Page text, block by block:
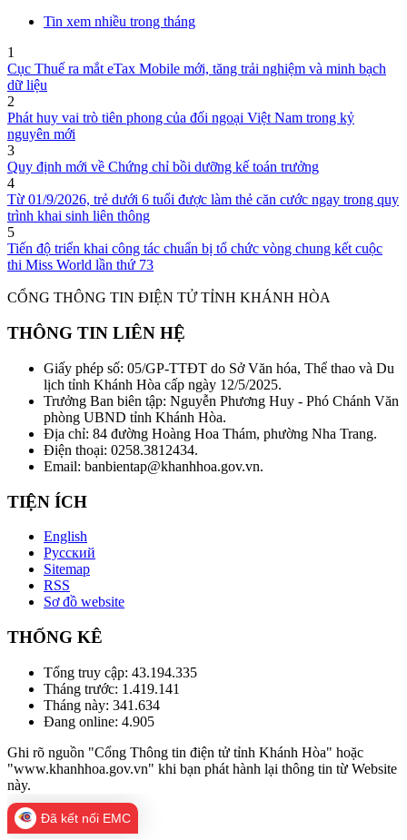
Tin xem nhiều trong tháng
1
Cục Thuế ra mắt eTax Mobile mới, tăng trải nghiệm và minh bạch
dữ liệu
2
Phát huy vai trò tiên phong của đối ngoại Việt Nam trong kỷ
nguyên mới
3
Quy định mới về Chứng chỉ bồi dưỡng kế toán trưởng
4
Từ 01/9/2026, trẻ dưới 6 tuổi được làm thẻ căn cước ngay trong quy
trình khai sinh liên thông
5
Tiến độ triển khai công tác chuẩn bị tổ chức vòng chung kết cuộc
thi Miss World lần thứ 73
CỔNG THÔNG TIN ĐIỆN TỬ TỈNH KHÁNH HÒA
THÔNG TIN LIÊN HỆ
Giấy phép số: 05/GP-TTĐT do Sở Văn hóa, Thể thao và Du
lịch tỉnh Khánh Hòa cấp ngày 12/5/2025.
Trưởng Ban biên tập: Nguyễn Phương Huy - Phó Chánh Văn
phòng UBND tỉnh Khánh Hòa.
Địa chỉ: 84 đường Hoàng Hoa Thám, phường Nha Trang.
Điện thoại: 0258.3812434.
Email: banbientap@khanhhoa.gov.vn.
TIỆN ÍCH
English
Русский
Sitemap
RSS
Sơ đồ website
THỐNG KÊ
Tổng truy cập: 43.194.335
Tháng trước: 1.419.141
Tháng này: 341.634
Đang online: 4.905
Ghi rõ nguồn "Cổng Thông tin điện tử tỉnh Khánh Hòa" hoặc
"www.khanhhoa.gov.vn" khi bạn phát hành lại thông tin từ Website
này.
Đã kết nối EMC